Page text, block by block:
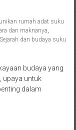
rumah adat suku
dan maknanya,
Sejarah dan budaya suku
budaya yang
upaya untuk
dalam